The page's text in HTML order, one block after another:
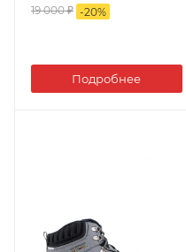
19 000 ₽ -20%
Подробнее